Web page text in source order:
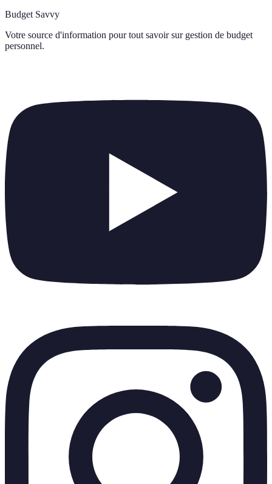
Budget Savvy
Votre source d'information pour tout savoir sur gestion de budget
personnel.